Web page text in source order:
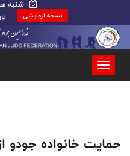
شنبه
نسخه آزمایشی
حمایت خانواده جودو